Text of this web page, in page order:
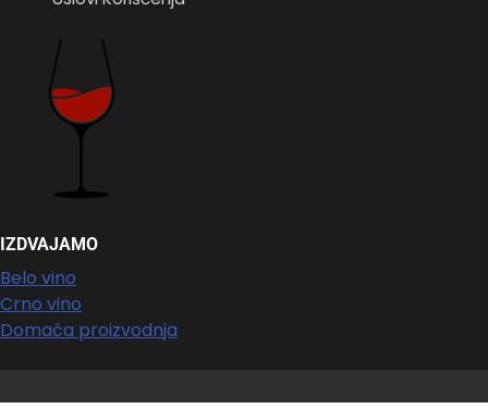
IZDVAJAMO
Belo vino
Crno vino
Domaća proizvodnja